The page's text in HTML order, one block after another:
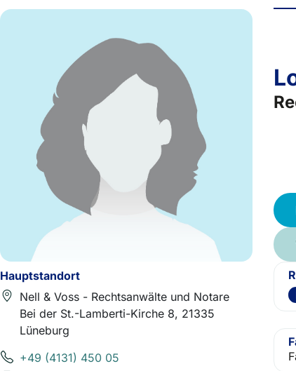
Hauptstandort
Nell & Voss - Rechtsanwälte und Notare
Bei der St.-Lamberti-Kirche 8, 21335
Lüneburg
+49 (4131) 450 05